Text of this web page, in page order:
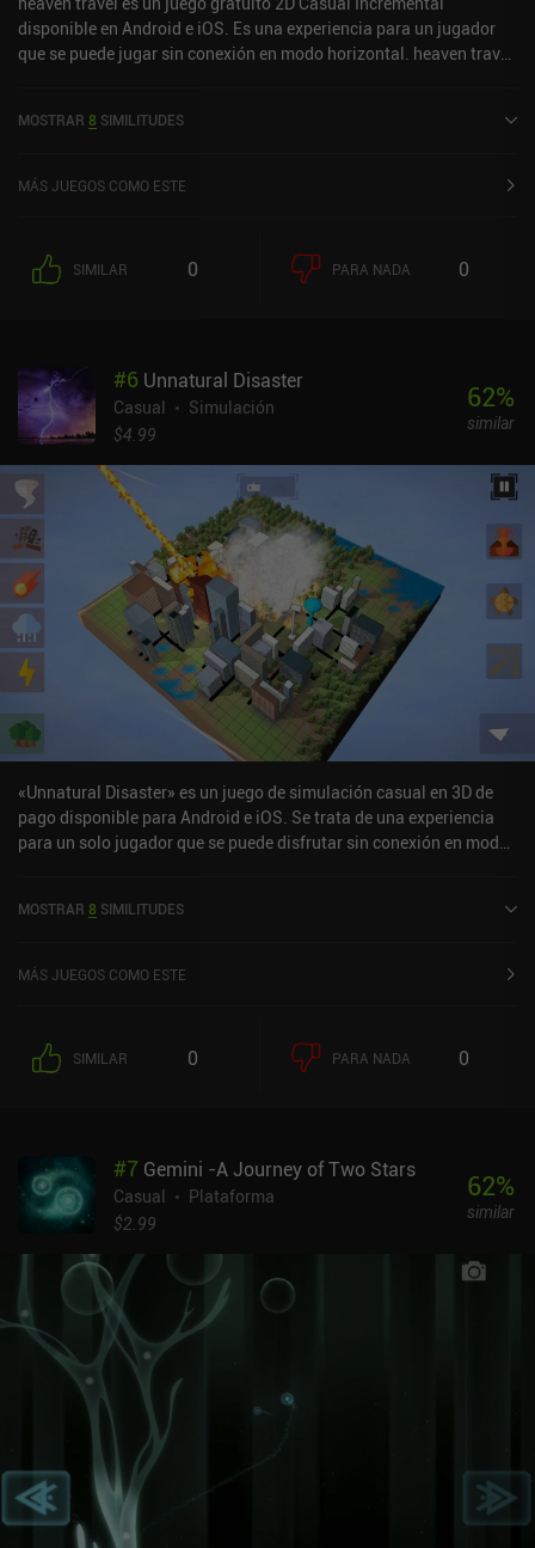
disponible en Android e iOS. Es una experiencia para un jugador
que se puede jugar sin conexión en modo horizontal. heaven travel
MOSTRAR 8 SIMILITUDES
MÁS JUEGOS COMO ESTE
SIMILAR 0 PARA NADA 0
#6 Unnatural Disaster
Casual
Simulación
$4.99
62%
similar
«Unnatural Disaster» es un juego de simulación casual en 3D de
pago disponible para Android e iOS. Se trata de una experiencia
para un solo jugador que se puede disfrutar sin conexión en modo
de 2020 y tiene actualmente una puntuación de 4,1 sobre 5,0 en
MOSTRAR 8 SIMILITUDES
MÁS JUEGOS COMO ESTE
SIMILAR 0 PARA NADA 0
#7 Gemini -A Journey of Two Stars
Casual
Plataforma
$2.99
62%
similar